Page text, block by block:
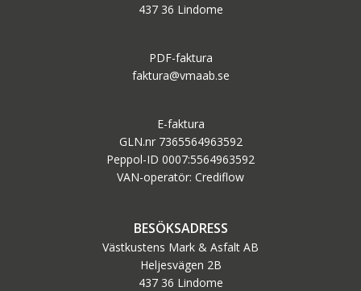
437 36 Lindome
PDF-faktura
faktura@vmaab.se
E-faktura
GLN.nr 7365564963592
Peppol-ID 0007:5564963592
VAN-operatör: Crediflow
BESÖKSADRESS
Västkustens Mark & Asfalt AB
Heljesvägen 2B
437 36 Lindome